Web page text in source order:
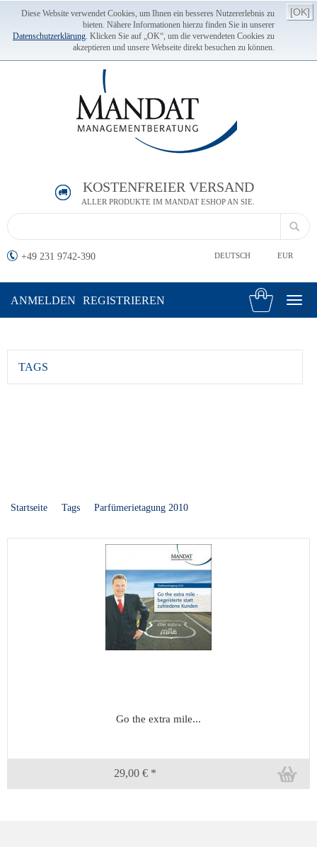
Diese Website verwendet Cookies, um Ihnen ein besseres Nutzererlebnis zu
bieten. Nähere Informationen hierzu finden Sie in unserer
Datenschutzerklärung. Klicken Sie auf „OK“, um die verwendeten Cookies zu
akzeptieren und unsere Webseite direkt besuchen zu können.
[OK]
KOSTENFREIER VERSAND
ALLER PRODUKTE IM MANDAT ESHOP AN SIE.
+49 231 9742-390 DEUTSCH EUR
ANMELDEN REGISTRIEREN
TAGS
Startseite Tags Parfümerietagung 2010
Go the extra mile...
29,00 € *